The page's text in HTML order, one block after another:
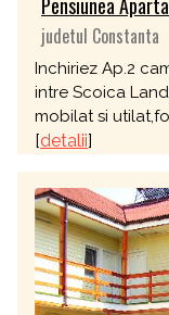
judetul Constanta
Inchiriez Ap.2
intre Scoica
mobilat si
[detalii]